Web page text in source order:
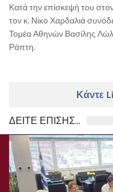
Κατά την επίσκεψή του
τον κ. Νίκο Χαρδαλιά
Τομέα Αθηνών Βασίλης
Ράπτη.
Κάντε
ΔΕΙΤΕ ΕΠΙΣΗΣ...